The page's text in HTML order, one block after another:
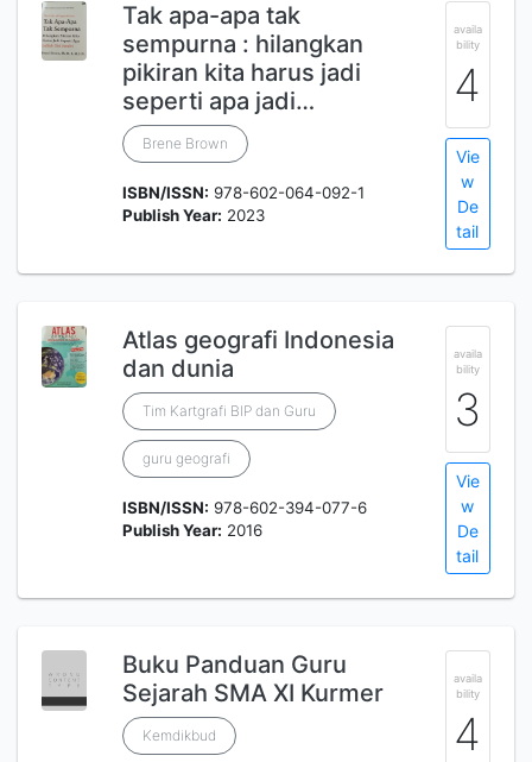
Tak apa-apa tak
sempurna : hilangkan
pikiran kita harus jadi
seperti apa jadi…
Brene Brown
ISBN/ISSN: 978-602-064-092-1
Publish Year: 2023
availa
bility
4
Vie
w
De
tail
Atlas geografi Indonesia
dan dunia
Tim Kartgrafi BIP dan Guru
guru geografi
ISBN/ISSN: 978-602-394-077-6
Publish Year: 2016
availa
bility
3
Vie
w
De
tail
Buku Panduan Guru
Sejarah SMA XI Kurmer
Kemdikbud
availa
bility
4